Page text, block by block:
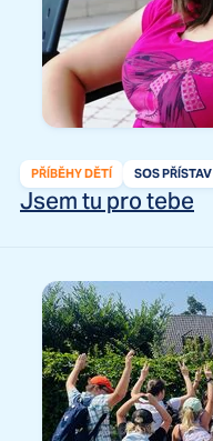
PŘÍBĚHY DĚTÍ SOS PŘÍSTAV
Jsem tu pro tebe